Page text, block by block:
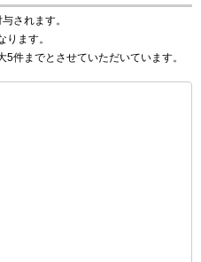
されます。
ます。
件までとさせていただいています。